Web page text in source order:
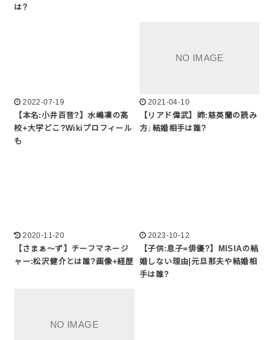
は?
2022-07-19
【本名:小井百音?】水嶋凜の高
校+大学どこ?Wikiプロフィール
も
2021-04-10
【リアド偉武】姉:慈英蘭の読み
方↓結婚相手は誰?
2020-11-20
【さまぁ～ず】チーフマネージ
ャー:松沢健介とは誰?画像+経歴
2023-10-12
【子供:息子=俳優?】MISIAの結
婚しない理由|元旦那夫や結婚相
手は誰?